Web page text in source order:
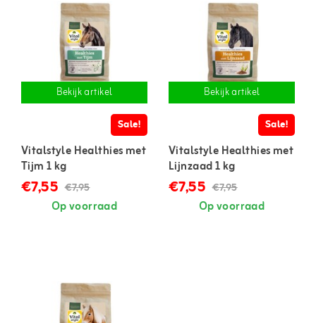
Bekijk artikel
Sale!
Vitalstyle Healthies met
Tijm 1 kg
€7,55 €7,95
Op voorraad
Bekijk artikel
Sale!
Vitalstyle Healthies met
Lijnzaad 1 kg
€7,55 €7,95
Op voorraad